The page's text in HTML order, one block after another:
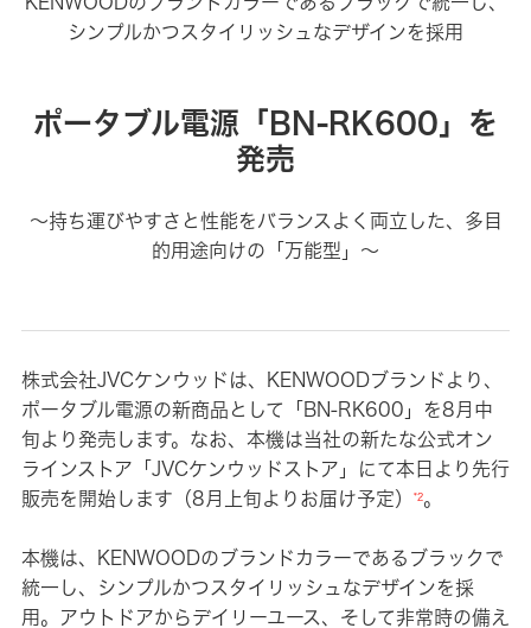
シンプルかつスタイリッシュなデザインを採用
ポータブル電源「BN-RK600」を
発売
～持ち運びやすさと性能をバランスよく両立した、多目
的用途向けの「万能型」～
株式会社JVCケンウッドは、KENWOODブランドより、
ポータブル電源の新商品として「BN-RK600」を8月中
旬より発売します。なお、本機は当社の新たな公式オン
ラインストア「JVCケンウッドストア」にて本日より先行
販売を開始します（8月上旬よりお届け予定）
*2。
本機は、KENWOODのブランドカラーであるブラックで
統一し、シンプルかつスタイリッシュなデザインを採
用。アウトドアからデイリーユース、そして非常時の備え